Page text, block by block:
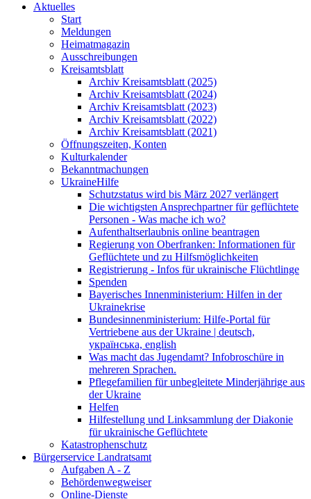
Aktuelles
Start
Meldungen
Heimatmagazin
Ausschreibungen
Kreisamtsblatt
Archiv Kreisamtsblatt (2025)
Archiv Kreisamtsblatt (2024)
Archiv Kreisamtsblatt (2023)
Archiv Kreisamtsblatt (2022)
Archiv Kreisamtsblatt (2021)
Öffnungszeiten, Konten
Kulturkalender
Bekanntmachungen
UkraineHilfe
Schutzstatus wird bis März 2027 verlängert
Die wichtigsten Ansprechpartner für geflüchtete
Personen - Was mache ich wo?
Aufenthaltserlaubnis online beantragen
Regierung von Oberfranken: Informationen für
Geflüchtete und zu Hilfsmöglichkeiten
Registrierung - Infos für ukrainische Flüchtlinge
Spenden
Bayerisches Innenministerium: Hilfen in der
Ukrainekrise
Bundesinnenministerium: Hilfe-Portal für
Vertriebene aus der Ukraine | deutsch,
українська, english
Was macht das Jugendamt? Infobroschüre in
mehreren Sprachen.
Pflegefamilien für unbegleitete Minderjährige aus
der Ukraine
Helfen
Hilfestellung und Linksammlung der Diakonie
für ukrainische Geflüchtete
Katastrophenschutz
Bürgerservice Landratsamt
Aufgaben A - Z
Behördenwegweiser
Online-Dienste